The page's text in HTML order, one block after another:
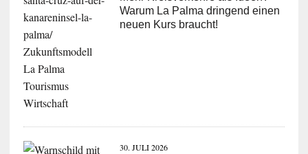
Warum La Palma dringend einen
neuen Kurs braucht!
30. JULI 2026